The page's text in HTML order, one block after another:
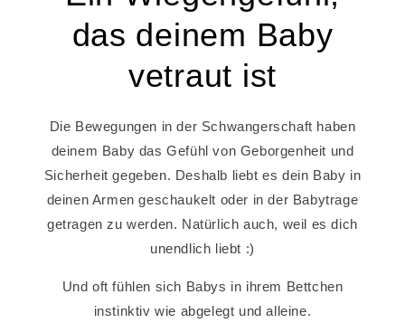
das deinem Baby
vetraut ist
Die Bewegungen in der Schwangerschaft haben
deinem Baby das Gefühl von Geborgenheit und
Sicherheit gegeben. Deshalb liebt es dein Baby in
deinen Armen geschaukelt oder in der Babytrage
getragen zu werden. Natürlich auch, weil es dich
unendlich liebt :)
Und oft fühlen sich Babys in ihrem Bettchen
instinktiv wie abgelegt und alleine.